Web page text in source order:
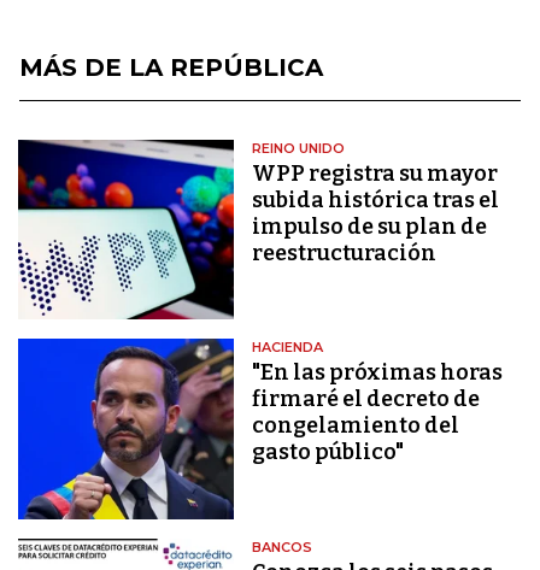
MÁS DE LA REPÚBLICA
REINO UNIDO
WPP registra su mayor
subida histórica tras el
impulso de su plan de
reestructuración
HACIENDA
"En las próximas horas
firmaré el decreto de
congelamiento del
gasto público"
BANCOS